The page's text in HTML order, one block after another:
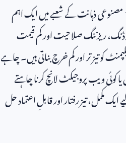
مصنوعی ذہانت کے شعبے میں ایک اہم
ریزننگ صلاحیت اور کم قیمت
کو تیز تر اور کم خرچ بناتی ہیں۔ چاہے
کوئی ویب پروجیکٹ لانچ کرنا چاہتے
مکمل، تیز رفتار اور قابلِ اعتماد حل